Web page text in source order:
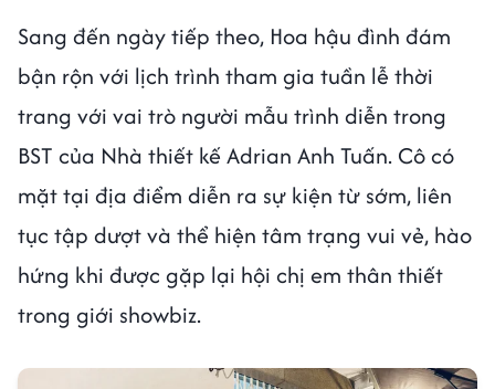
Sang đến ngày tiếp theo, Hoa hậu đình đám
bận rộn với lịch trình tham gia tuần lễ thời
trang với vai trò người mẫu trình diễn trong
BST của Nhà thiết kế Adrian Anh Tuấn. Cô có
mặt tại địa điểm diễn ra sự kiện từ sớm, liên
tục tập dượt và thể hiện tâm trạng vui vẻ, hào
hứng khi được gặp lại hội chị em thân thiết
trong giới showbiz.